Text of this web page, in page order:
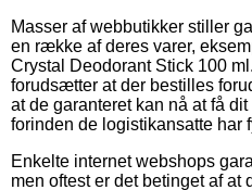
Masser af webbutikker stiller
en række af deres varer,
Crystal Deodorant Stick 100
forudsætter at der bestilles
at de garanteret kan nå at få
forinden de logistikansatte har
Enkelte internet webshops
men oftest er det betinget af at